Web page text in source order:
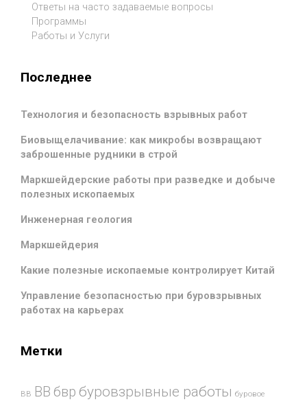
Ответы на часто задаваемые вопросы
Программы
Работы и Услуги
Последнее
Технология и безопасность взрывных работ
Биовыщелачивание: как микробы возвращают
заброшенные рудники в строй
Маркшейдерские работы при разведке и добыче
полезных ископаемых
Инженерная геология
Маркшейдерия
Какие полезные ископаемые контролирует Китай
Управление безопасностью при буровзрывных
работах на карьерах
Метки
ВВ ВВ бвр буровзрывные работы буровое